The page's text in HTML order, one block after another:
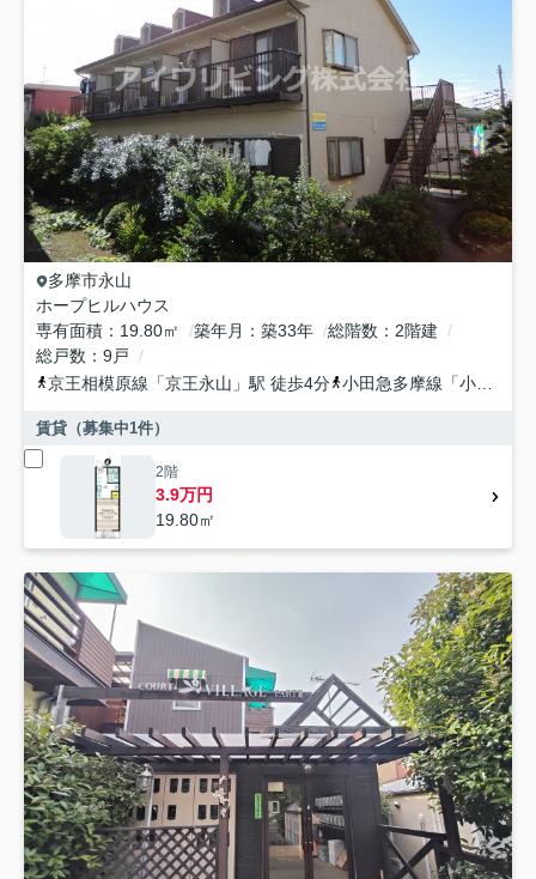
多摩市永山
ホープヒルハウス
専有面積
19.80㎡ 築年月 築33年 総階数
2階建
総戸数
9戸
京王相模原線 「京王永山 」駅 徒歩4分 小田急多摩線 「小田急永山
賃貸（募集中1件）
2階
3.9万円
19.80㎡